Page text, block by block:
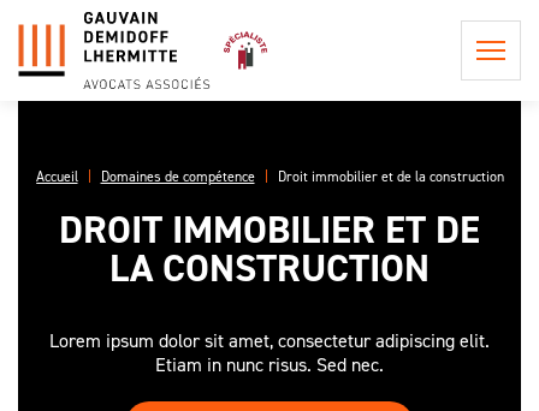
Accueil Domaines de compétence Droit immobilier et de la construction
DROIT IMMOBILIER ET DE
LA CONSTRUCTION
Lorem ipsum dolor sit amet, consectetur adipiscing elit.
Etiam in nunc risus. Sed nec.
INFORMATION